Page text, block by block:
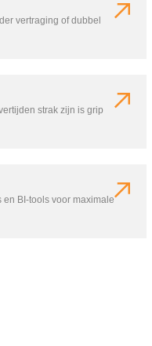
vertraging of dubbel
strak zijn is grip
BI-tools voor maximale